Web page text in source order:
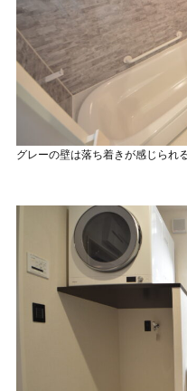
グレーの壁は落ち着きが感じられ